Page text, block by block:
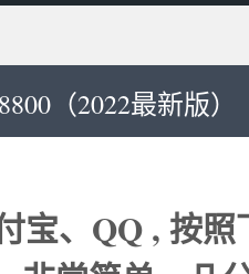
（2022最新版）
宝、QQ , 按